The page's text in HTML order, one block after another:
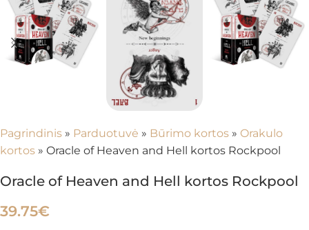
Pagrindinis » Parduotuvė » Būrimo kortos » Orakulo
kortos » Oracle of Heaven and Hell kortos Rockpool
Oracle of Heaven and Hell kortos Rockpool
39.75€